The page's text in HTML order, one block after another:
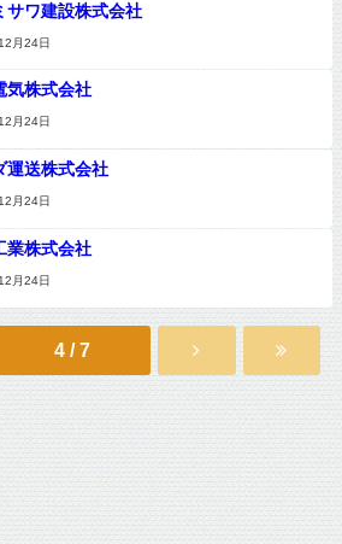
サワ建設株式会社
月24日
気株式会社
月24日
運送株式会社
月24日
業株式会社
月24日
4 / 7